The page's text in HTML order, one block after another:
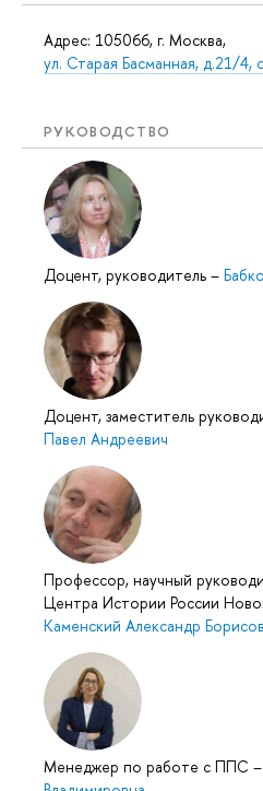
Адрес: 105066, г. Москва,
ул. Старая Басманная, д.21/4,
РУКОВОДСТВО
Доцент, руководитель –
Доцент, заместитель
Павел Андреевич
Профессор, научный
Центра Истории России
Каменский Александр
Менеджер по работе с ППС –